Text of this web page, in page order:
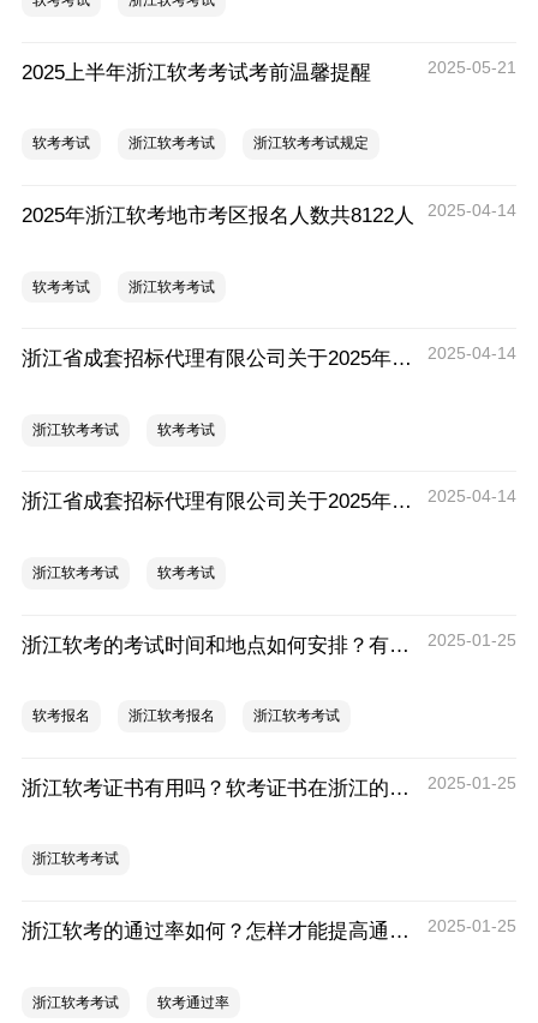
2025上半年浙江软考考试考前温馨提醒 2025-05-21
软考考试 浙江软考考试 浙江软考考试规定
2025年浙江软考地市考区报名人数共8122人 2025-04-14
软考考试 浙江软考考试
浙江省成套招标代理有限公司关于2025年软考（地市考区）考试技术服务项目的竞争性磋商公告 2025-04-14
浙江软考考试 软考考试
浙江省成套招标代理有限公司关于2025年软考（省直杭州考区）考试技术服务项目的竞争性磋商公告 2025-04-14
浙江软考考试 软考考试
浙江软考的考试时间和地点如何安排？有哪些注意事项？ 2025-01-25
软考报名 浙江软考报名 浙江软考考试
浙江软考证书有用吗？软考证书在浙江的含金量分析 2025-01-25
浙江软考考试
浙江软考的通过率如何？怎样才能提高通过率？ 2025-01-25
浙江软考考试 软考通过率